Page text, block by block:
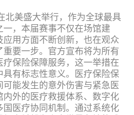
北美盛大举行，作为全球最具
一，本届赛事不仅在场馆建
用方面不断创新，也在观众
要一步。官方宣布将为所有
保险保障服务，这一举措在
具有标志性意义。医疗保险保
可能发生的意外伤害与紧急医
内外的医疗救援体系、数字化
国医疗协同机制。通过系统化